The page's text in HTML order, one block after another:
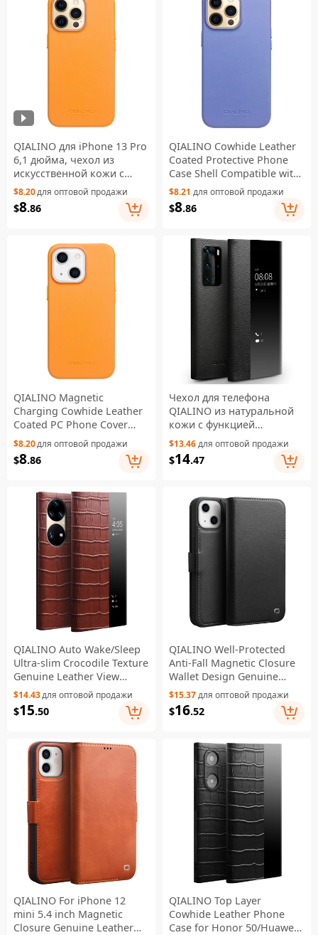
QIALINO для iPhone 13 Pro
6,1 дюйма, чехол из
искусственной кожи с
покрытием из
поликарбоната,
магнитный чехол,
зарядка — оранжевый
$8.20для оптовой продажи
$8.86
QIALINO Cowhide Leather
Coated Protective Phone
Case Shell Compatible with
MagSafe Charging for
iPhone 13 Pro Max 6.7 inch
- Blue
$8.21 для оптовой продажи
$8.86
QIALINO Magnetic
Charging Cowhide Leather
Coated PC Phone Cover
Shell for iPhone 13 6.1 inch
- Orange
$8.20для оптовой продажи
$8.86
Чехол для телефона
QIALINO из натуральной
кожи с функцией
автоматического
пробуждения/сна,
ультратонкий, с окошком
$13.46для оптовой продажи
$14.47
QIALINO Auto Wake/Sleep
Ultra-slim Crocodile Texture
Genuine Leather View
Window Phone Case Shell
for Huawei P50 - Brown
$14.43для оптовой продажи
$15.50
QIALINO Well-Protected
Anti-Fall Magnetic Closure
Wallet Design Genuine
Leather Cell Phone Case for
iPhone 13 mini 5.4 inch -
Black
$15.37для оптовой продажи
$16.52
QIALINO For iPhone 12
mini 5.4 inch Magnetic
Closure Genuine Leather
QIALINO Top Layer
Cowhide Leather Phone
Case for Honor 50/Huawei